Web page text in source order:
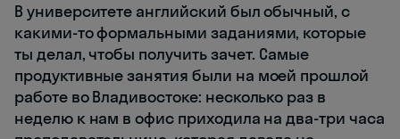
В университете английский был обычный, с
какими-то формальными заданиями, которые
ты делал, чтобы получить зачет. Самые
продуктивные занятия были на моей прошлой
работе во Владивостоке: несколько раз в
неделю к нам в офис приходила на два-три часа